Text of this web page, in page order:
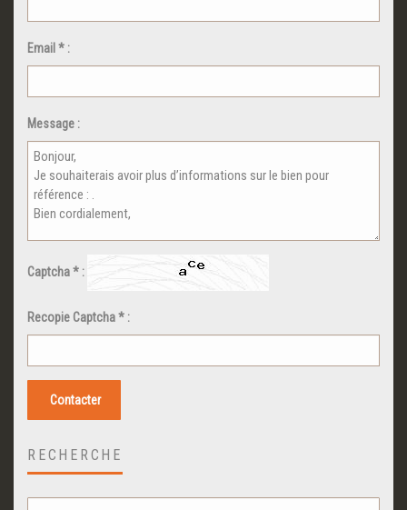
Email * :
Message :
Captcha * :
Recopie Captcha * :
Contacter
RECHERCHE